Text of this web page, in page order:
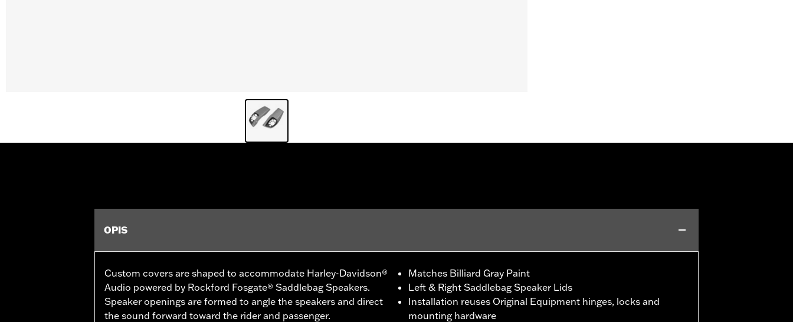
OPIS
Custom covers are shaped to accommodate Harley-Davidson®
Audio powered by Rockford Fosgate® Saddlebag Speakers.
Speaker openings are formed to angle the speakers and direct
the sound forward toward the rider and passenger.
Matches Billiard Gray Paint
Left & Right Saddlebag Speaker Lids
Installation reuses Original Equipment hinges, locks and
mounting hardware